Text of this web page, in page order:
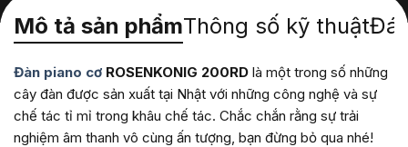
Mô tả sản phẩmThông số kỹ thuật
Đàn piano cơ ROSENKONIG 200RD là một trong số những
cây đàn được sản xuất tại Nhật với những công nghệ và sự
chế tác tỉ mỉ trong khâu chế tác. Chắc chắn rằng sự trải
nghiệm âm thanh vô cùng ấn tượng, bạn đừng bỏ qua nhé!